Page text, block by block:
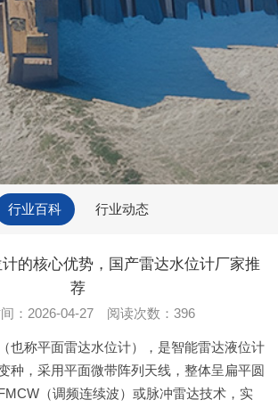
行业百科 行业动态
的核心优势，国产雷达水位计厂家推
荐
：2026-04-27 阅读次数：396
也称平面雷达水位计），是智能雷达液位计
种，采用平面微带阵列天线，整体呈扁平圆
（调频连续波）或脉冲雷达技术，实